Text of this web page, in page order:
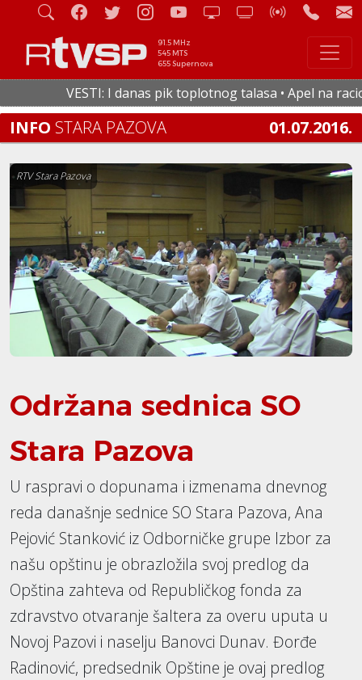
91.5 MHz
545 MTS
655 Supernova
VESTI: I danas pik toplotnog talasa • Apel na
INFO STARA PAZOVA 01.07.2016.
RTV Stara Pazova
Održana sednica SO
Stara Pazova
U raspravi o dopunama i izmenama dnevnog
reda današnje sednice SO Stara Pazova, Ana
Pejović Stanković iz Odborničke grupe Izbor za
našu opštinu je obrazložila svoj predlog da
Opština zahteva od Republičkog fonda za
zdravstvo otvaranje šaltera za overu uputa u
Novoj Pazovi i naselju Banovci Dunav. Đorđe
Radinović, predsednik Opštine je ovaj predlog